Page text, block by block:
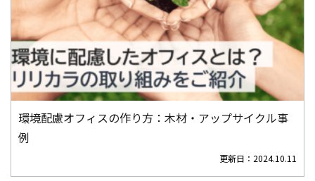
環境配慮オフィスの作り方：木材・アップサイクル事
例
更新日： 2024.10.11